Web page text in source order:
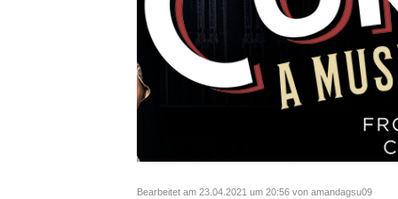
Bearbeitet am 23.04.2021 um 20:56 von amandagsu09